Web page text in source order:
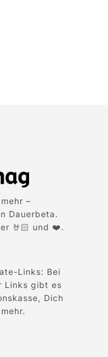
–
Dauerbeta.
🤘🏻 und ❤️.
Links: Bei
Links gibt es
Dich